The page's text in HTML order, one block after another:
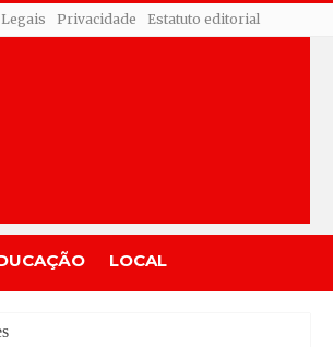
Privacidade Estatuto editorial
LOCAL